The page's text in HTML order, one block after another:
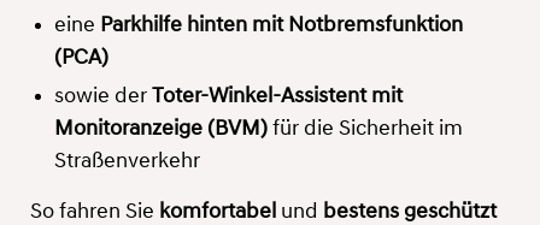
eine Parkhilfe hinten mit Notbremsfunktion
(PCA)
sowie der Toter-Winkel-Assistent mit
Monitoranzeige (BVM) für die Sicherheit im
Straßenverkehr
So fahren Sie komfortabel und bestens geschützt